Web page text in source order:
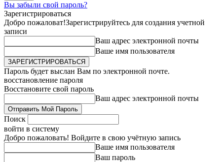
Вы забыли свой пароль?
Зарегистрироваться
Добро пожаловат!Зарегистрируйтесь для создания учетной
записи
Ваш адрес электронной почты
Ваше имя пользователя
Пароль будет выслан Вам по электронной почте.
восстановление пароля
Восстановите свой пароль
Ваш адрес электронной почты
Поиск
войти в систему
Добро пожаловать! Войдите в свою учётную запись
Ваше имя пользователя
Ваш пароль